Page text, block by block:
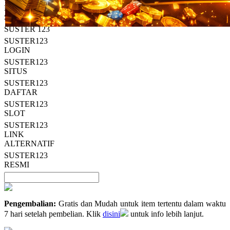
Read
13
Reviews.
Tautan
halaman
yang
sama.
HT OFFICIAL
SUSTER123
SUSTER 123
SUSTER123
LOGIN
SUSTER123
SITUS
SUSTER123
DAFTAR
SUSTER123
SLOT
SUSTER123
LINK
ALTERNATIF
SUSTER123
RESMI
Pengembalian: Gratis dan Mudah untuk item tertentu dalam waktu
7 hari setelah pembelian. Klik disini untuk info lebih lanjut.